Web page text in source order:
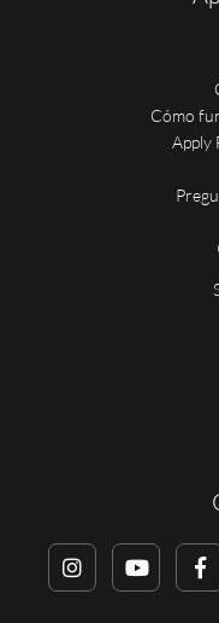
Cómo
Apply